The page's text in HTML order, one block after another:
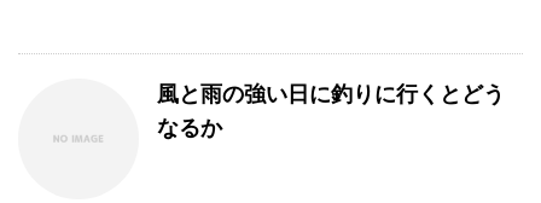
風と雨の強い日に釣りに行くとどう
なるか